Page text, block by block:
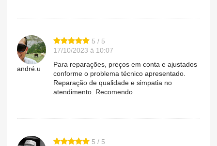
andré.u
5 / 5
17/10/2023 à 10:07
Para reparações, preços em conta e ajustados
conforme o problema técnico apresentado.
Reparação de qualidade e simpatia no
atendimento. Recomendo
5 / 5